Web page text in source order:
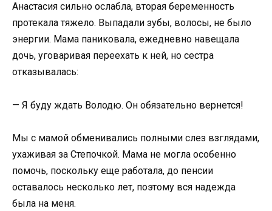
Анастасия сильно ослабла, вторая беременность
протекала тяжело. Выпадали зубы, волосы, не было
энергии. Мама паниковала, ежедневно навещала
дочь, уговаривая переехать к ней, но сестра
отказывалась:
— Я буду ждать Володю. Он обязательно вернется!
Мы с мамой обменивались полными слез взглядами,
ухаживая за Степочкой. Мама не могла особенно
помочь, поскольку еще работала, до пенсии
оставалось несколько лет, поэтому вся надежда
была на меня.